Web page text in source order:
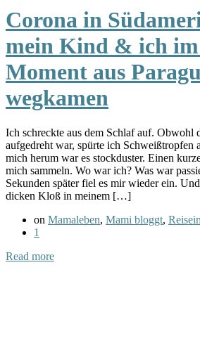
Corona in
mein Kind & ich
Moment aus
wegkamen
Ich schreckte aus dem Schlaf auf. Obwohl
aufgedreht war, spürte ich Schweißtropfen
mich herum war es stockduster. Einen
mich sammeln. Wo war ich? Was war
Sekunden später fiel es mir wieder ein.
dicken Kloß in meinem […]
on Mamaleben, Mami bloggt,
1
Read more